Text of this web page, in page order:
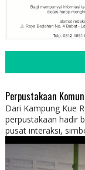
Perpustakaan
Dari Kampung Kue
perpustakaan hadir
pusat interaksi,